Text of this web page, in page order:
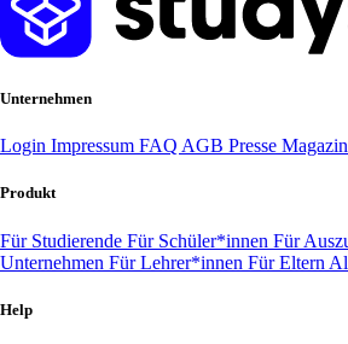
Unternehmen
Login Impressum FAQ AGB Presse
Produkt
Für Studierende Für Schüler*innen Für
Unternehmen Für Lehrer*innen Für Eltern
Help